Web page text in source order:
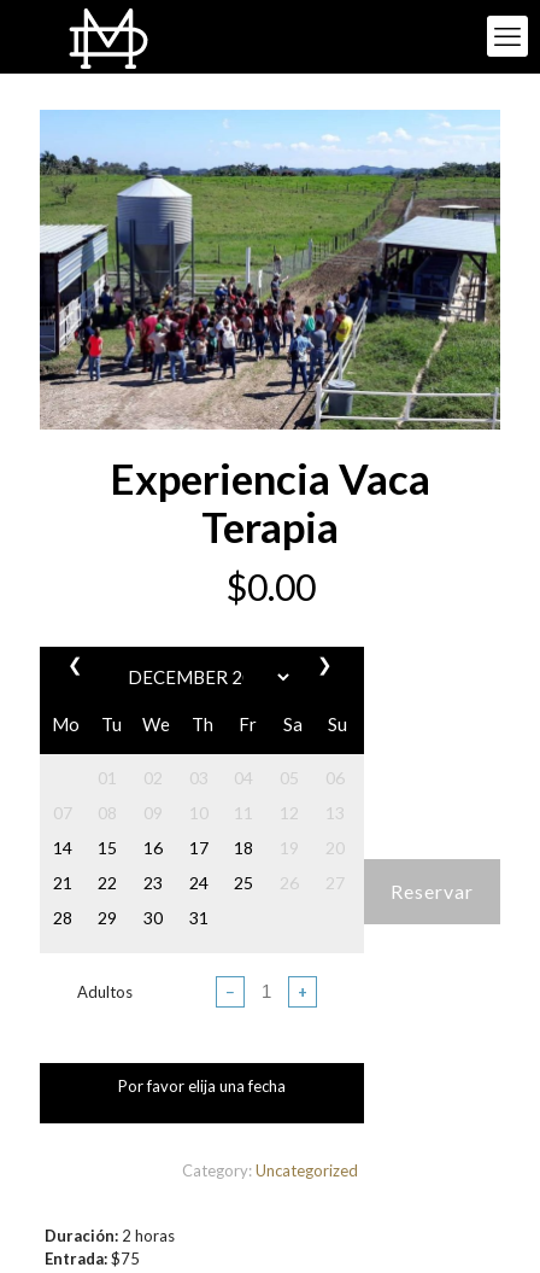
Experiencia Vaca
Terapia
$0.00
❮ ❯
Mo Tu We Th Fr Sa Su
01 02 03 04 05
06
07
08 09 10 11 12
13
14
15 16 17 18 19
20
21
22 23 24 25 26
27
28
29 30 31
Adultos − +
Por favor elija una fecha
Reservar
Alternative:
Category:Uncategorized
Duración:2 horas
Entrada:$75